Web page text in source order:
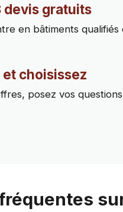
devis gratuits
en bâtiments
et choisissez
posez vos